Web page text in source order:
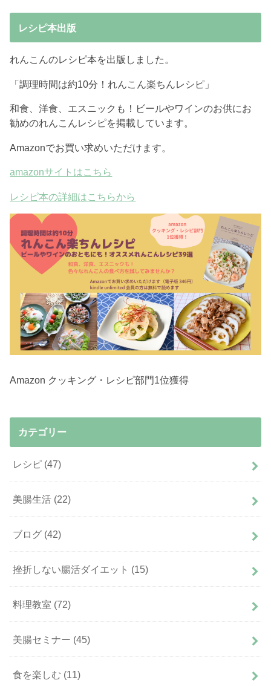
レシピ本出版
れんこんのレシピ本を出版しました。
「調理時間は約10分！れんこん楽ちんレシピ」
和食、洋食、エスニックも！ビールやワインのお供にお
勧めのれんこんレシピを掲載しています。
Amazonでお買い求めいただけます。
amazonサイトはこちら
レシピ本の詳細はこちらから
Amazon クッキング・レシピ部門1位獲得
カテゴリー
レシピ (47)
美腸生活 (22)
ブログ (42)
挫折しない腸活ダイエット (15)
料理教室 (72)
美腸セミナー (45)
食を楽しむ (11)